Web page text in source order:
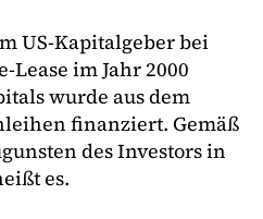
US-Kapitalgeber bei
Lease im Jahr 2000
wurde aus dem
finanziert. Gemäß
des Investors in
es.